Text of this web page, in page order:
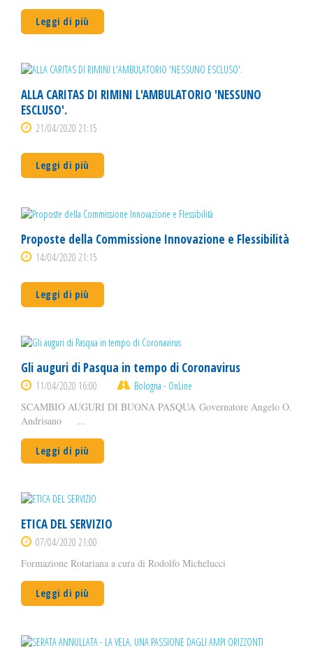
Leggi di più
ALLA CARITAS DI RIMINI L'AMBULATORIO 'NESSUNO
ESCLUSO'.
21/04/2020 21:15
Leggi di più
Proposte della Commissione Innovazione e Flessibilità
14/04/2020 21:15
Leggi di più
Gli auguri di Pasqua in tempo di Coronavirus
11/04/2020 16:00
Bologna - OnLine
SCAMBIO AUGURI DI BUONA PASQUA Governatore Angelo O.
Andrisano ...
Leggi di più
ETICA DEL SERVIZIO
07/04/2020 21:00
Formazione Rotariana a cura di Rodolfo Michelucci
Leggi di più